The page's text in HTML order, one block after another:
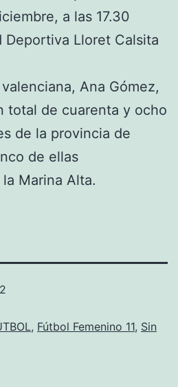
a las 17.30
Deportiva Lloret Calsita
Ana Gómez,
total de cuarenta y ocho
de la provincia de
de ellas
Marina Alta.
, Fútbol Femenino 11, Sin